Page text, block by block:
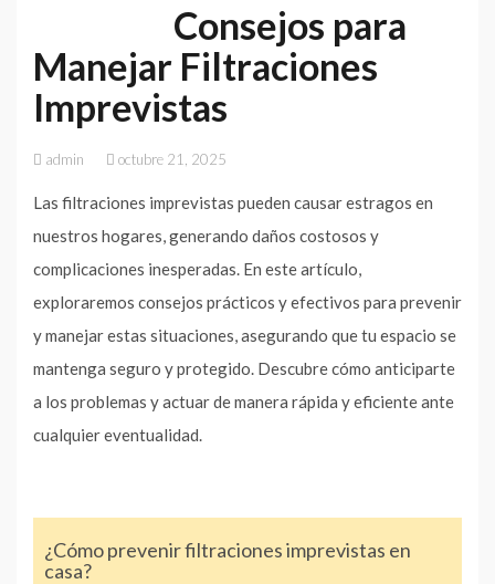
Consejos para
Manejar Filtraciones
Imprevistas
admin octubre 21, 2025
Las filtraciones imprevistas pueden causar estragos en
nuestros hogares, generando daños costosos y
complicaciones inesperadas. En este artículo,
exploraremos consejos prácticos y efectivos para prevenir
y manejar estas situaciones, asegurando que tu espacio se
mantenga seguro y protegido. Descubre cómo anticiparte
a los problemas y actuar de manera rápida y eficiente ante
cualquier eventualidad.
¿Cómo prevenir filtraciones imprevistas en
casa?